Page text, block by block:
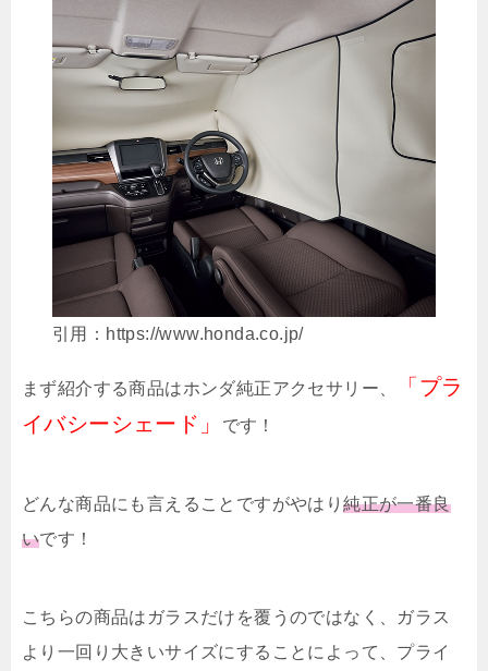
引用：https://www.honda.co.jp/
まず紹介する商品はホンダ純正アクセサリー、
「プラ
イバシーシェード」
です！
どんな商品にも言えることですがやはり純正が一番良
いです！
こちらの商品はガラスだけを覆うのではなく、ガラス
より一回り大きいサイズにすることによって、プライ